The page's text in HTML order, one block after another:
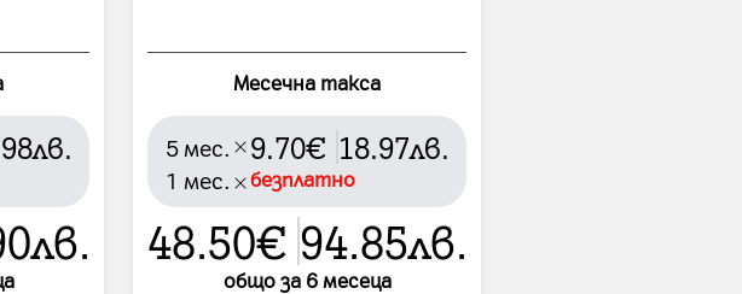
лв.
лв.
Месечна такса
5мес. 9.70€ 18.97лв.
1 мес. безплатно
48.50€ 94.85лв.
общо за 6 месеца